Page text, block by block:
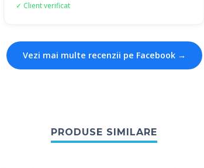
✓ Client verificat
Vezi mai multe recenzii pe Facebook →
PRODUSE SIMILARE